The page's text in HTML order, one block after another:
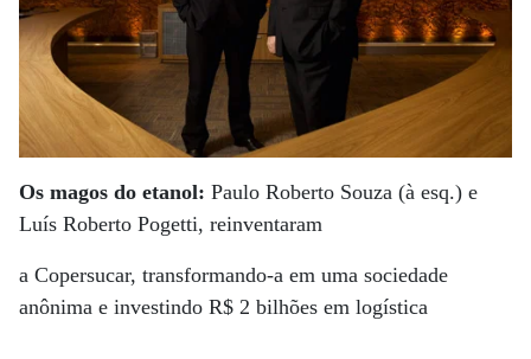
Os magos do etanol: Paulo Roberto Souza (à esq.) e
Luís Roberto Pogetti, reinventaram
a Copersucar, transformando-a em uma sociedade
anônima e investindo R$ 2 bilhões em logística